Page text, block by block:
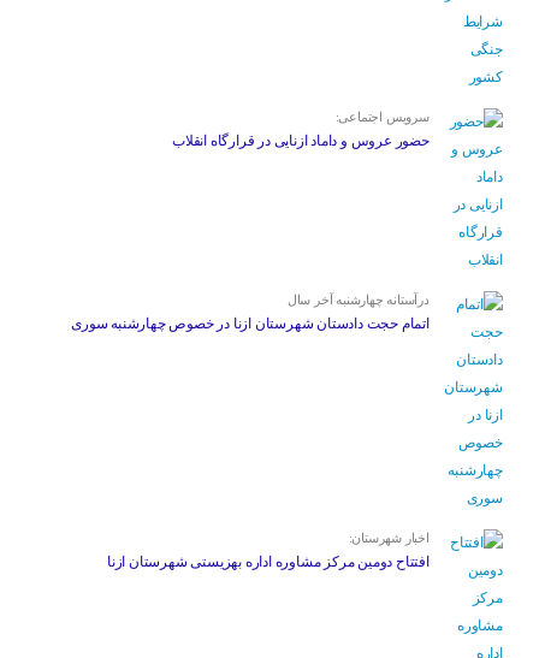
سرویس اجتماعی:
حضور عروس و داماد ازنایی در قرارگاه انقلاب
درآستانه چهارشنبه آخر سال
اتمام حجت دادستان شهرستان ازنا در خصوص چهارشنبه ‌سوری
اخبار شهرستان:
افتتاح دومین مرکز مشاوره اداره بهزیستی شهرستان ازنا